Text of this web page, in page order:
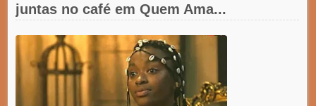
juntas no café em Quem Ama...